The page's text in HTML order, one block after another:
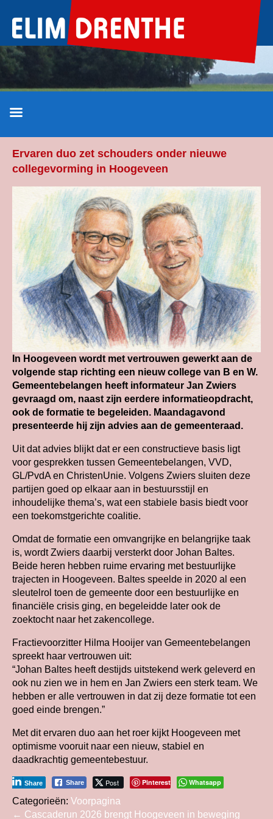
naar
inhoud
Ervaren duo zet schouders onder nieuwe
collegevorming in Hoogeveen
In Hoogeveen wordt met vertrouwen gewerkt aan de
volgende stap richting een nieuw college van B en W.
Gemeentebelangen heeft informateur Jan Zwiers
gevraagd om, naast zijn eerdere informatieopdracht,
ook de formatie te begeleiden. Maandagavond
presenteerde hij zijn advies aan de gemeenteraad.
Uit dat advies blijkt dat er een constructieve basis ligt
voor gesprekken tussen Gemeentebelangen, VVD,
GL/PvdA en ChristenUnie. Volgens Zwiers sluiten deze
partijen goed op elkaar aan in bestuursstijl en
inhoudelijke thema’s, wat een stabiele basis biedt voor
een toekomstgerichte coalitie.
Omdat de formatie een omvangrijke en belangrijke taak
is, wordt Zwiers daarbij versterkt door Johan Baltes.
Beide heren hebben ruime ervaring met bestuurlijke
trajecten in Hoogeveen. Baltes speelde in 2020 al een
sleutelrol toen de gemeente door een bestuurlijke en
financiële crisis ging, en begeleidde later ook de
zoektocht naar het zakencollege.
Fractievoorzitter Hilma Hooijer van Gemeentebelangen
spreekt haar vertrouwen uit:
“Johan Baltes heeft destijds uitstekend werk geleverd en
ook nu zien we in hem en Jan Zwiers een sterk team. We
hebben er alle vertrouwen in dat zij deze formatie tot een
goed einde brengen.”
Met dit ervaren duo aan het roer kijkt Hoogeveen met
optimisme vooruit naar een nieuw, stabiel en
daadkrachtig gemeentebestuur.
Share Post
Share Pinterest Whatsapp
Categorieën: Voorpagina
Bericht
← Cascaderun 2026 brengt Hoogeveen in beweging